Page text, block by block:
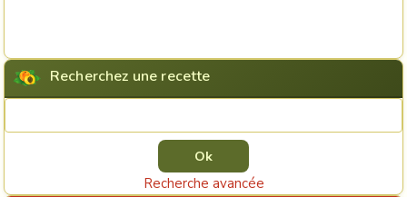
Recherchez une recette
Recherche avancée